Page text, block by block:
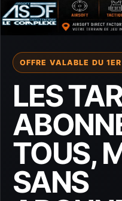
OFFRE VALABLE DU
LES
TOUS,
SANS